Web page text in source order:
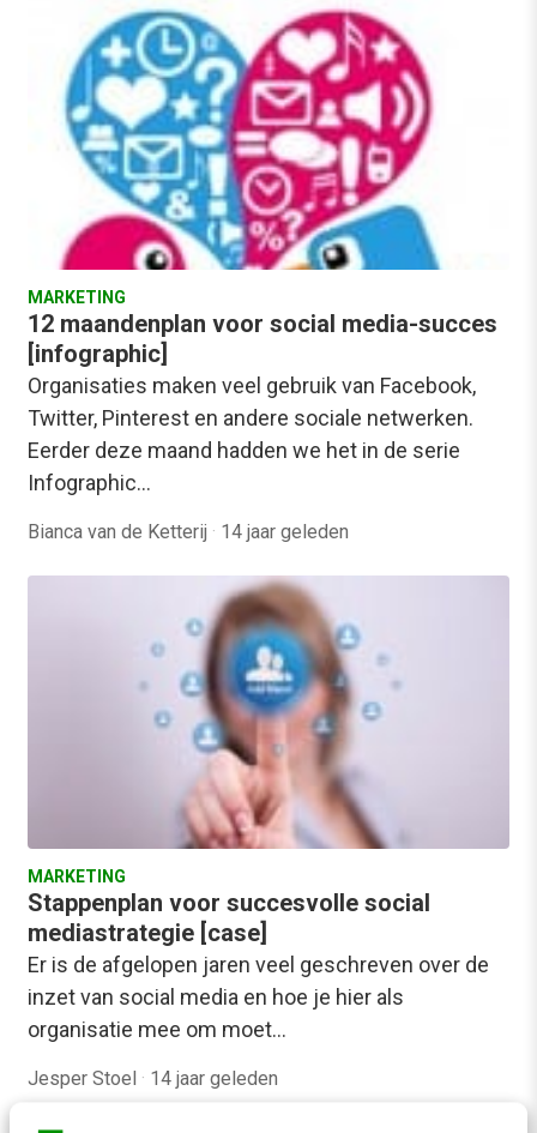
MARKETING
12 maandenplan voor social media-succes
[infographic]
Organisaties maken veel gebruik van Facebook,
Twitter, Pinterest en andere sociale netwerken.
Eerder deze maand hadden we het in de serie
Infographic…
Bianca van de Ketterij · 14 jaar geleden
MARKETING
Stappenplan voor succesvolle social
mediastrategie [case]
Er is de afgelopen jaren veel geschreven over de
inzet van social media en hoe je hier als
organisatie mee om moet…
Jesper Stoel · 14 jaar geleden